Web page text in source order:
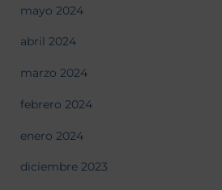
mayo 2024
abril 2024
marzo 2024
febrero 2024
enero 2024
diciembre 2023